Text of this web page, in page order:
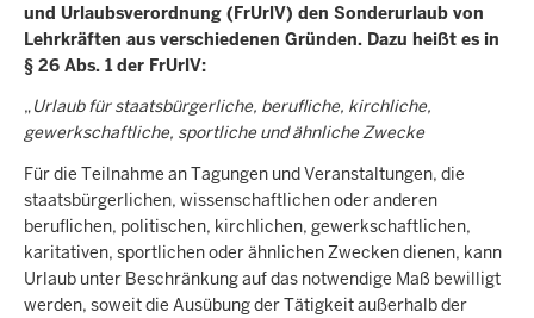
und Urlaubsverordnung (FrUrlV) den Sonderurlaub von
Lehrkräften aus verschiedenen Gründen. Dazu heißt es in
§ 26 Abs. 1 der FrUrlV:
„Urlaub für staatsbürgerliche, berufliche, kirchliche,
gewerkschaftliche, sportliche und ähnliche Zwecke
Für die Teilnahme an Tagungen und Veranstaltungen, die
staatsbürgerlichen, wissenschaftlichen oder anderen
beruflichen, politischen, kirchlichen, gewerkschaftlichen,
karitativen, sportlichen oder ähnlichen Zwecken dienen, kann
Urlaub unter Beschränkung auf das notwendige Maß bewilligt
werden, soweit die Ausübung der Tätigkeit außerhalb der